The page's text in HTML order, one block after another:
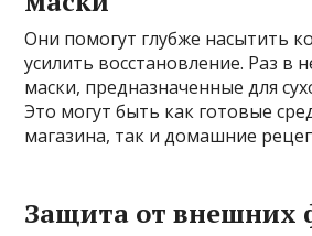
Они помогут глубже насытить
усилить восстановление. Раз в
маски, предназначенные для
Это могут быть как готовые
магазина, так и домашние
Защита от внешних